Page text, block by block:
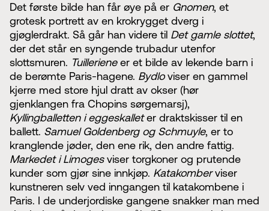
Det første bilde han får øye på er Gnomen, et
grotesk portrett av en krokrygget dverg i
gjøglerdrakt. Så går han videre til Det gamle slottet,
der det står en syngende trubadur utenfor
slottsmuren. Tuillerieneer et bilde av lekende barn i
de berømte Paris-hagene. Bydloviser en gammel
kjerre med store hjul dratt av okser (hør
gjenklangen fra Chopins sørgemarsj),
Kyllingballetten i eggeskalleter draktskisser til en
ballett. Samuel Goldenberg og Schmuyle, er to
kranglende jøder, den ene rik, den andre fattig.
Markedet i Limogesviser torgkoner og prutende
kunder som gjør sine innkjøp. Katakomberviser
kunstneren selv ved inngangen til katakombene i
Paris. I de underjordiske gangene snakker man med